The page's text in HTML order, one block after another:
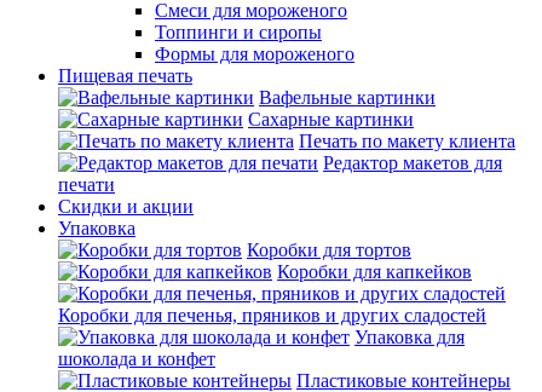
Смеси для мороженого
Топпинги и сиропы
Формы для мороженого
Пищевая печать
Вафельные картинки
Сахарные картинки
Печать по макету клиента
Редактор макетов для
печати
Скидки и акции
Упаковка
Коробки для тортов
Коробки для капкейков
Коробки для печенья, пряников и других сладостей
Упаковка для
шоколада и конфет
Пластиковые контейнеры